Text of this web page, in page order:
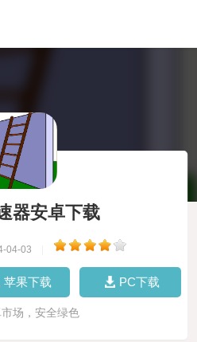
器安卓下载
04-03
苹果下载 PC下载
场，安全绿色